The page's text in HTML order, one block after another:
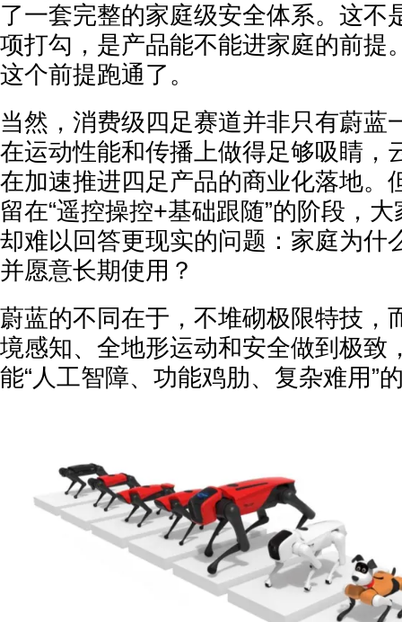
了一套完整的家庭级安全体系。这不
项打勾，是产品能不能进家庭的前提
这个前提跑通了。
当然，消费级四足赛道并非只有蔚蓝
在运动性能和传播上做得足够吸睛，
在加速推进四足产品的商业化落地。
留在“遥控操控+基础跟随”的阶段，
却难以回答更现实的问题：家庭为什
并愿意长期使用？
蔚蓝的不同在于，不堆砌极限特技，
境感知、全地形运动和安全做到极致
能“人工智障、功能鸡肋、复杂难用”